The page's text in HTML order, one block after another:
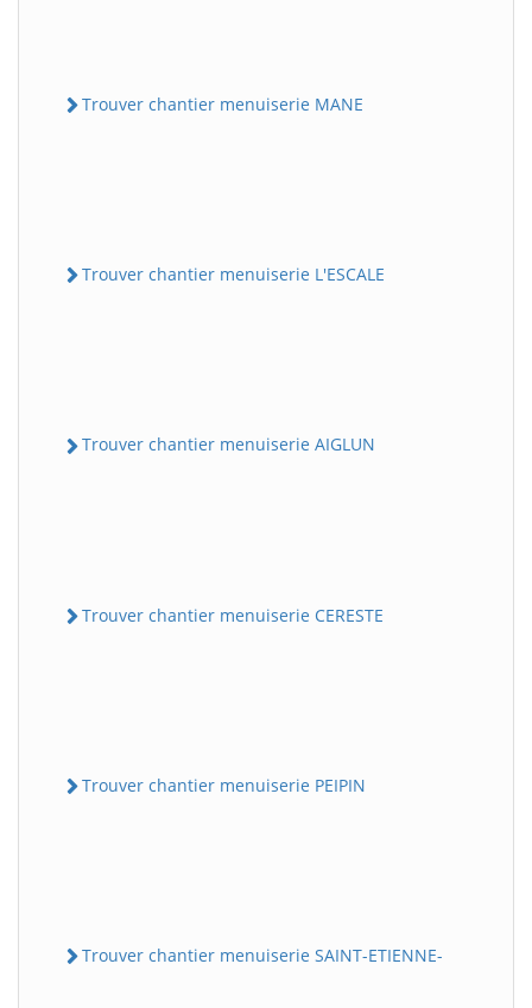
Trouver chantier menuiserie MANE
Trouver chantier menuiserie L'ESCALE
Trouver chantier menuiserie AIGLUN
Trouver chantier menuiserie CERESTE
Trouver chantier menuiserie PEIPIN
Trouver chantier menuiserie SAINT-ETIENNE-